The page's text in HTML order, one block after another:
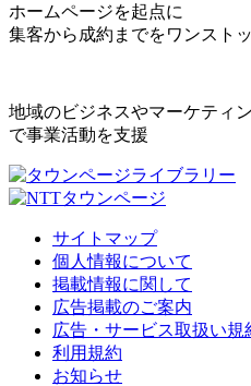
ホームページを起点に
集客から成約までをワンスト
地域のビジネスやマーケティ
で事業活動を支援
サイトマップ
個人情報について
掲載情報に関して
広告掲載のご案内
広告・サービス取扱い規
利用規約
お知らせ